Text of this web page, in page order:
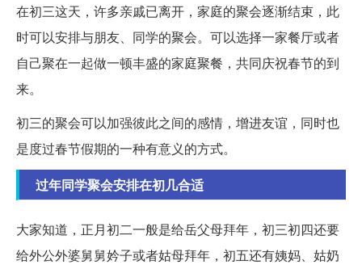
在初三这天，许多亲戚已离开，家庭的聚会逐渐结束，此
时可以安排与朋友、同学的聚会。可以选择一家餐厅或者
自己聚在一起做一顿丰盛的家庭聚餐，共同庆祝春节的到
来。
初三的聚会可以加强彼此之间的感情，增进友谊，同时也
是度过春节假期的一种有意义的方式。
过年同学聚会安排在初几合适
大家知道，正月初二一般是给岳父母拜年，初三初四还要
给外公外婆舅舅妗子或者姑母拜年，初五还有姨妈、姑奶